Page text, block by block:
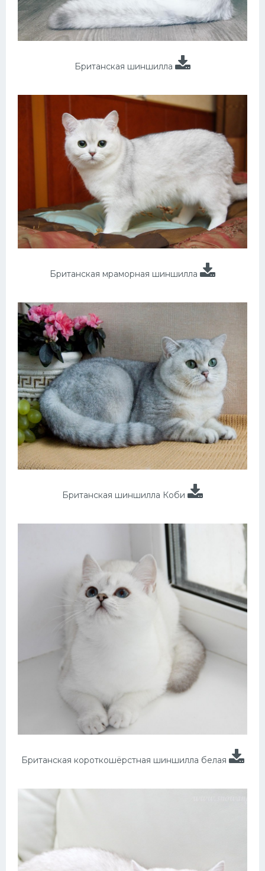
Британская шиншилла
Британская мраморная шиншилла
Британская шиншилла Коби
Британская короткошёрстная шиншилла белая